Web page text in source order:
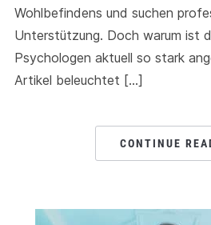
Wohlbefindens und suchen
Unterstützung. Doch warum ist
Psychologen aktuell so stark
Artikel beleuchtet […]
CONTINUE